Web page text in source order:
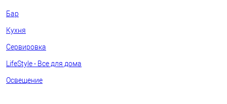
Бар
Кухня
Сервировка
LifeStyle - Все для дома
Освещение